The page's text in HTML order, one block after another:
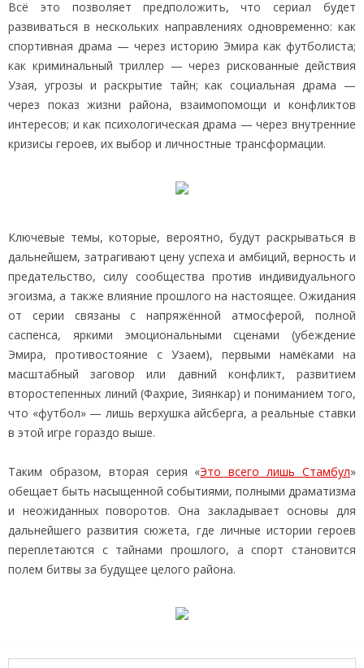
Всё это позволяет предположить, что сериал будет
развиваться в нескольких направлениях одновременно: как
спортивная драма — через историю Эмира как футболиста;
как криминальный триллер — через рискованные действия
Узая, угрозы и раскрытие тайн; как социальная драма —
через показ жизни района, взаимопомощи и конфликтов
интересов; и как психологическая драма — через внутренние
кризисы героев, их выбор и личностные трансформации.
Ключевые темы, которые, вероятно, будут раскрываться в
дальнейшем, затрагивают цену успеха и амбиций, верность и
предательство, силу сообщества против индивидуального
эгоизма, а также влияние прошлого на настоящее. Ожидания
от серии связаны с напряжённой атмосферой, полной
саспенса, яркими эмоциональными сценами (убеждение
Эмира, противостояние с Узаем), первыми намёками на
масштабный заговор или давний конфликт, развитием
второстепенных линий (Фахрие, Зиянкар) и пониманием того,
что «футбол» — лишь верхушка айсберга, а реальные ставки
в этой игре гораздо выше.
Таким образом, вторая серия «Это всего лишь Стамбул»
обещает быть насыщенной событиями, полными драматизма
и неожиданных поворотов. Она закладывает основы для
дальнейшего развития сюжета, где личные истории героев
переплетаются с тайнами прошлого, а спорт становится
полем битвы за будущее целого района.